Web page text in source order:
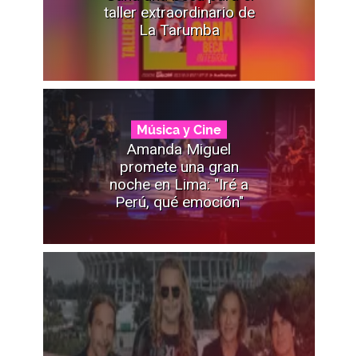
taller extraordinario de
La Tarumba
Música y Cine
Amanda Miguel
promete una gran
noche en Lima: "Iré a
Perú, qué emoción"